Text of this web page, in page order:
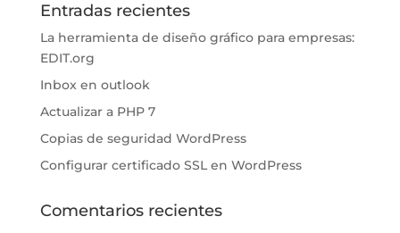
Entradas recientes
La herramienta de diseño gráfico para empresas:
EDIT.org
Inbox en outlook
Actualizar a PHP 7
Copias de seguridad WordPress
Configurar certificado SSL en WordPress
Comentarios recientes